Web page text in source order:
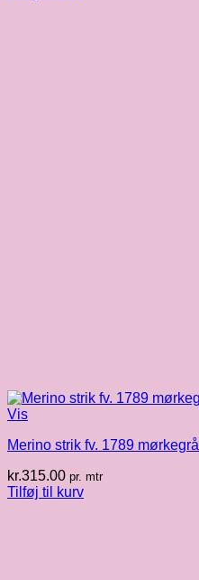
Vis
Merino strik fv. 1789 mørkegrå
kr.315.00 pr. mtr
Tilføj til kurv